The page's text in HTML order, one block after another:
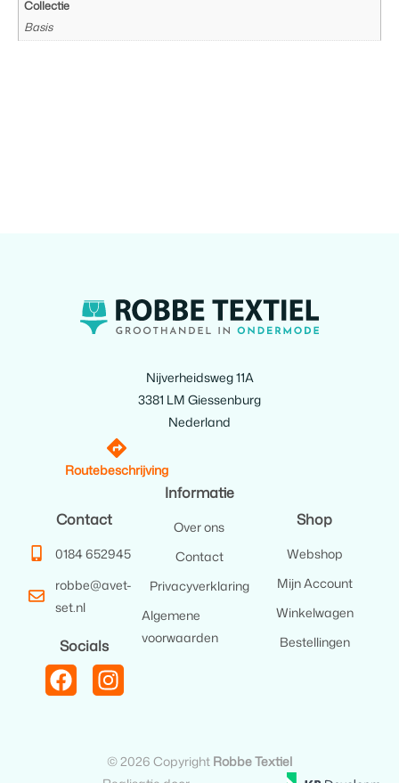
Collectie
Basis
Nijverheidsweg 11A
3381 LM Giessenburg
Nederland
Routebeschrijving
Contact
0184 652945
robbe@avet-
set.nl
Socials
Informatie
Over ons
Contact
Privacyverklaring
Algemene
voorwaarden
Shop
Webshop
Mijn Account
Winkelwagen
Bestellingen
© 2026 Copyright Robbe Textiel